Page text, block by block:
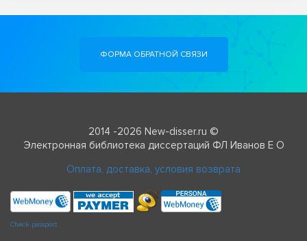
ФОРМА ОБРАТНОЙ СВЯЗИ
2014 -2026 New-disser.ru ©
Электронная библиотека диссертаций ФЛ Иванов Е О
Оплата, доставка, условия возврата
Check passport